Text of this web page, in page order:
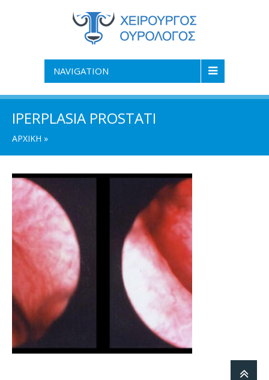
NAVIGATION
IPERPLASIA PROSTATI
ΑΡΧΙΚΗ »